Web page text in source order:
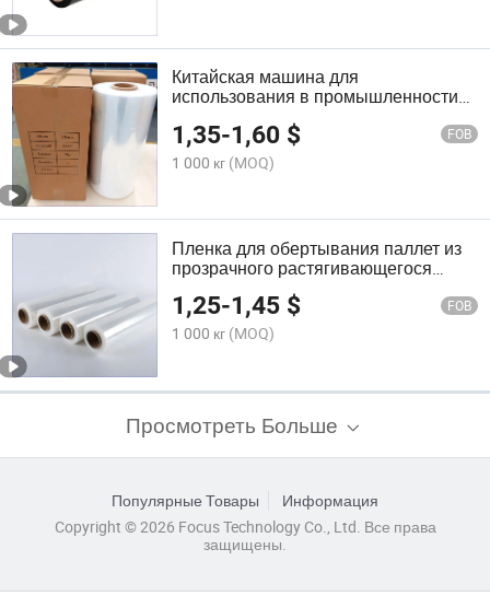
Китайская машина для
использования в промышленности
пластика
1,35-1,60 $ FOB
1 000 кг (MOQ)
Пленка для обертывания паллет из
прозрачного растягивающегося
полиэтилена низкой плотности
1,25-1,45 $ FOB
1 000 кг (MOQ)
Просмотреть Больше
Популярные Товары
Информация
Copyright © 2026 Focus Technology Co., Ltd. Все права
защищены.